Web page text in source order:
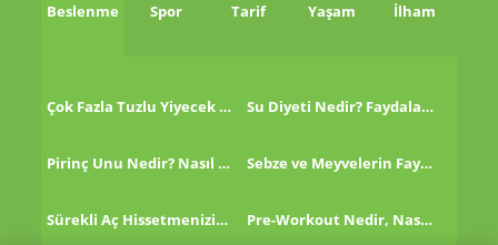
Beslenme Spor Tarif Yaşam İlham
Çok Fazla Tuzlu Yiyecek Tükettikten Sonra Ne Yapmalı? Su Diyeti Nedir? Faydaları Nelerdir?
Pirinç Unu Nedir? Nasıl Tüketilir? Sebze ve Meyvelerin Faydaları!
Sürekli Aç Hissetmenizin 8 Nedeni! Pre-Workout Nedir, Nasıl Kullanılır?